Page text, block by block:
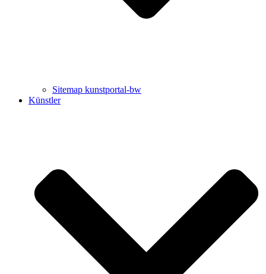
Sitemap kunstportal-bw
Künstler